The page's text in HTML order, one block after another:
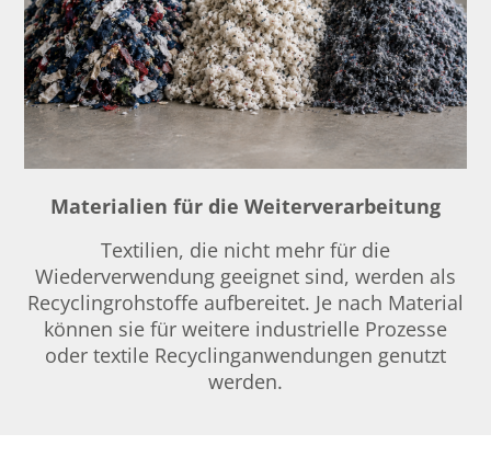
Materialien für die Weiterverarbeitung
Textilien, die nicht mehr für die
Wiederverwendung geeignet sind, werden als
Recyclingrohstoffe aufbereitet. Je nach Material
können sie für weitere industrielle Prozesse
oder textile Recyclinganwendungen genutzt
werden.